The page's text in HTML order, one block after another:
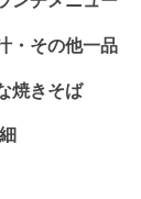
・その他一品
焼きそば